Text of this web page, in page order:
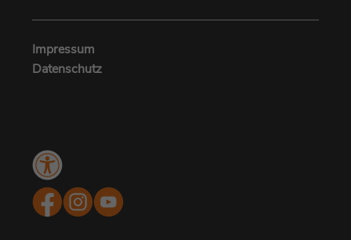
Impressum
Datenschutz
Menü
Barrierefreiheit
Kundenbewertungen und Erfahrungen zu
MUNICH EYE I MUNICH MED
SEHR GUT